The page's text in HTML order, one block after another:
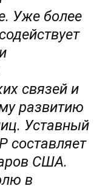
Уже более
связей и
развитию
Уставный
составляет
США.
в